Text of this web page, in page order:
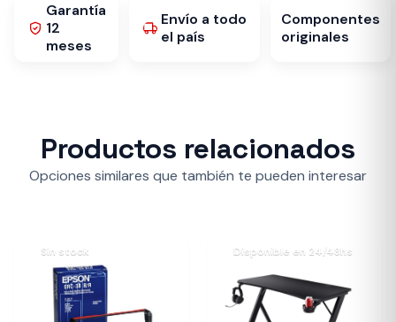
Garantía
12
meses
Envío a todo
el país
Componentes
originales
Productos relacionados
Opciones similares que también te pueden interesar
Sin stock Disponible en 24/48hs